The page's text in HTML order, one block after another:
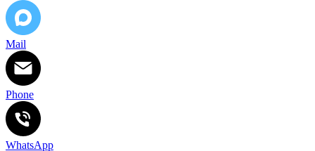
Mail
Phone
WhatsApp